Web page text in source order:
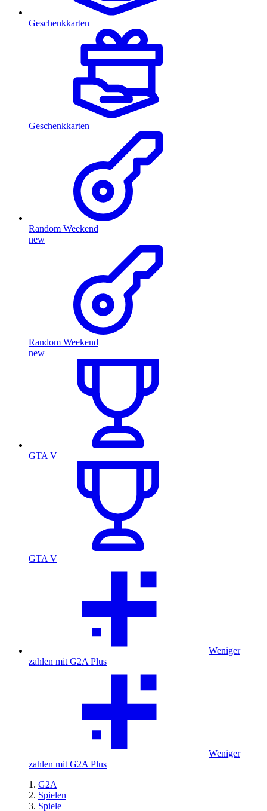
Geschenkkarten
Geschenkkarten
Random Weekend
new
Random Weekend
new
GTA V
GTA V
Weniger
zahlen mit G2A Plus
Weniger
zahlen mit G2A Plus
G2A
Spielen
Spiele